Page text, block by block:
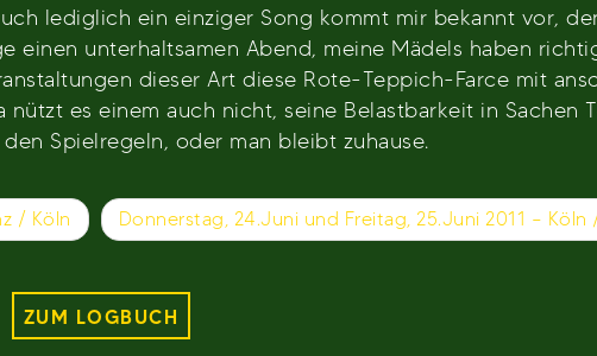
lediglich ein einziger Song kommt mir bekannt vor,
einen unterhaltsamen Abend, meine Mädels haben
dieser Art diese Rote-Teppich-Farce mit
es einem auch nicht, seine Belastbarkeit in Sachen
Spielregeln, oder man bleibt zuhause.
/ Köln Donnerstag, 24.Juni und Freitag, 25.Juni 2011 – Köln
ZUM LOGBUCH